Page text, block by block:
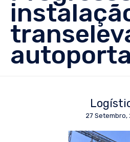
27 Setembro,